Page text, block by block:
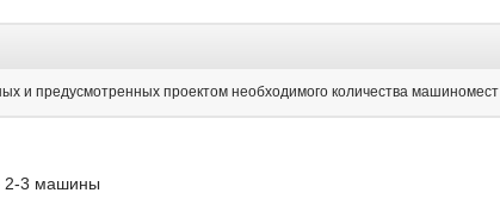
и предусмотренных проектом необходимого количества машиномест
2-3 машины